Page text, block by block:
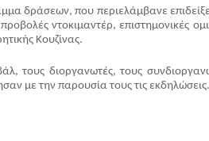
δράσεων, που περιελάμβανε
ντοκιμαντέρ, επιστημονικές
Κουζίνας.
τους διοργανωτές, τους
με την παρουσία τους τις εκδηλώσεις.